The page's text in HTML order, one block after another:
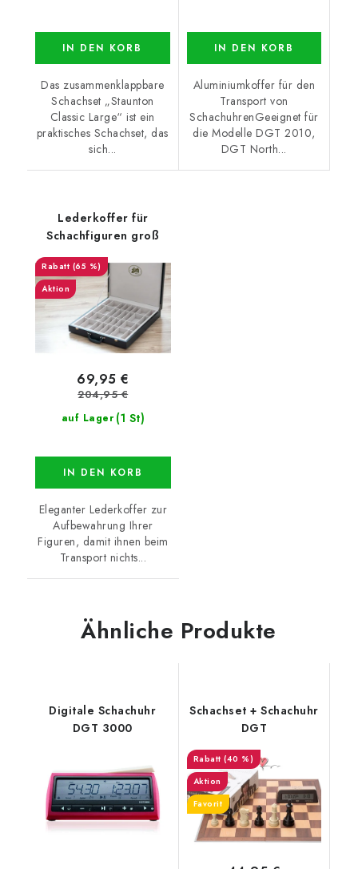
IN DEN KORB
Das zusammenklappbare
Schachset „Staunton
Classic Large“ ist ein
praktisches Schachset, das
sich...
IN DEN KORB
Aluminiumkoffer für den
Transport von
SchachuhrenGeeignet für
die Modelle DGT 2010,
DGT North...
Lederkoffer für
Schachfiguren groß
(65 %)
Aktion
auf Lager (1 St)
69,95 €
204,95 €
IN DEN KORB
Eleganter Lederkoffer zur
Aufbewahrung Ihrer
Figuren, damit ihnen beim
Transport nichts...
Ähnliche Produkte
Digitale Schachuhr
DGT 3000
Schachset + Schachuhr
DGT
(40 %)
Aktion
Favorit